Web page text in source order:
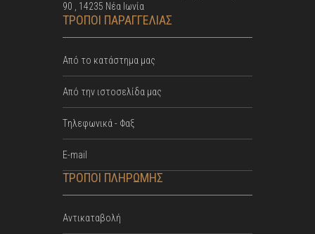
90 , 14235 Νέα Ιωνία
ΤΡΟΠΟΙ ΠΑΡΑΓΓΕΛΙΑΣ
Από το κατάστημα μας
Από την ιστοσελίδα μας
Tηλεφωνικά - Φαξ
E-mail
ΤΡΟΠΟΙ ΠΛΗΡΩΜΗΣ
Αντικαταβολή